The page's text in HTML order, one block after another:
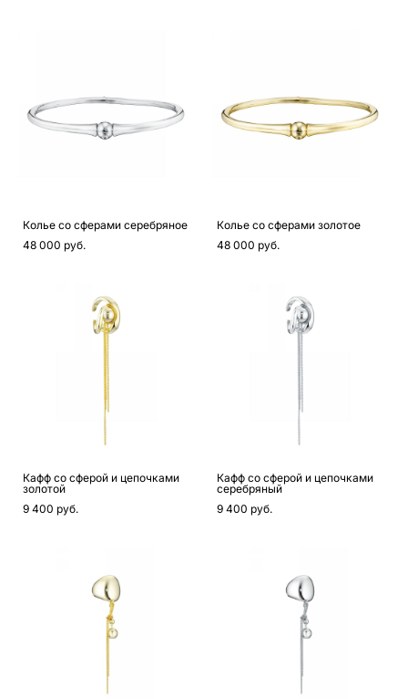
Колье со сферами серебряное
48 000 pуб.
Колье со сферами золотое
48 000 pуб.
Кафф со сферой и цепочками
золотой
9 400 pуб.
Кафф со сферой и цепочками
серебряный
9 400 pуб.